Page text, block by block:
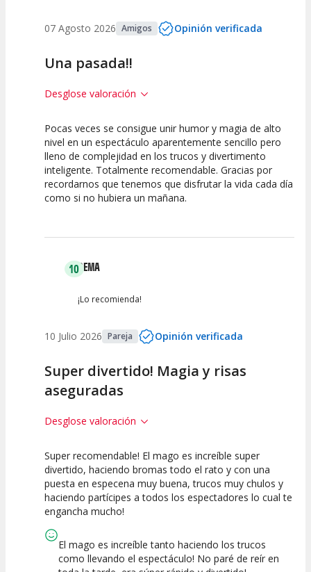
07 Agosto 2026 Amigos Opinión verificada
Una pasada!!
Desglose valoración
10
Calidad del
Espectáculo
10
Puesta en
Escena
10
Interpretación
artística
Pocas veces se consigue unir humor y magia de alto
nivel en un espectáculo aparentemente sencillo pero
lleno de complejidad en los trucos y divertimento
inteligente. Totalmente recomendable. Gracias por
recordarnos que tenemos que disfrutar la vida cada día
como si no hubiera un mañana.
10GEMA
¡Lo recomienda!
10 Julio 2026 Pareja Opinión verificada
Super divertido! Magia y risas
aseguradas
Desglose valoración
10
Calidad del
Espectáculo
10
Puesta en
Escena
10
Interpretación
artística
Super recomendable! El mago es increíble super
divertido, haciendo bromas todo el rato y con una
puesta en especena muy buena, trucos muy chulos y
haciendo partícipes a todos los espectadores lo cual te
engancha mucho!
El mago es increíble tanto haciendo los trucos
como llevando el espectáculo! No paré de reír en